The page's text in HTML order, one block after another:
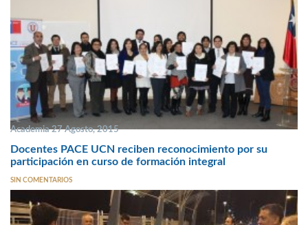
Academia 27 Agosto, 2015
Docentes PACE UCN reciben reconocimiento por su
participación en curso de formación integral
SIN COMENTARIOS